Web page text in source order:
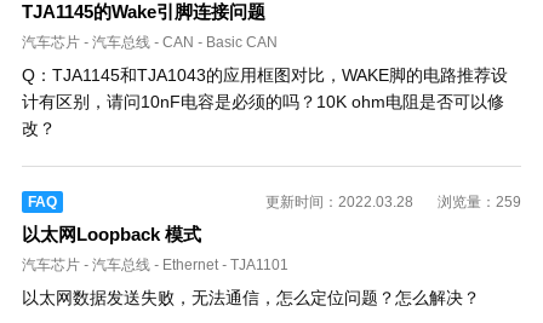
TJA1145的Wake引脚连接问题
汽车芯片 - 汽车总线 - CAN - Basic CAN
Q：TJA1145和TJA1043的应用框图对比，WAKE脚的电路推荐设
计有区别，请问10nF电容是必须的吗？10K ohm电阻是否可以修
改？
FAQ 浏览量：259
更新时间：2022.03.28
以太网Loopback 模式
汽车芯片 - 汽车总线 - Ethernet - TJA1101
以太网数据发送失败，无法通信，怎么定位问题？怎么解决？